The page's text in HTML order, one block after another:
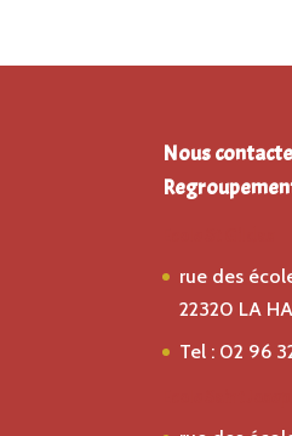
Nous
rue des
22320 LA
Tel : 02 96